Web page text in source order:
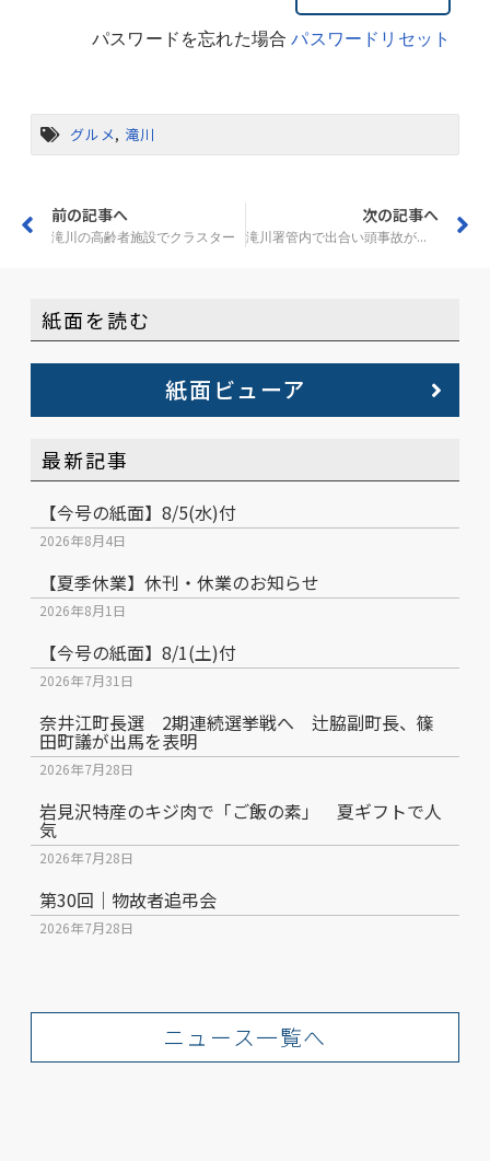
パスワードを忘れた場合パスワードリセット
グルメ, 滝川
前の記事へ
滝川の高齢者施設でクラスター
次の記事へ
滝川署管内で出合い頭事故が増加
紙面を読む
紙面ビューア
最新記事
【今号の紙面】8/5(水)付
2026年8月4日
【夏季休業】休刊・休業のお知らせ
2026年8月1日
【今号の紙面】8/1(土)付
2026年7月31日
奈井江町長選 2期連続選挙戦へ 辻脇副町長、篠
田町議が出馬を表明
2026年7月28日
岩見沢特産のキジ肉で「ご飯の素」 夏ギフトで人
気
2026年7月28日
第30回｜物故者追弔会
2026年7月28日
ニュース一覧へ